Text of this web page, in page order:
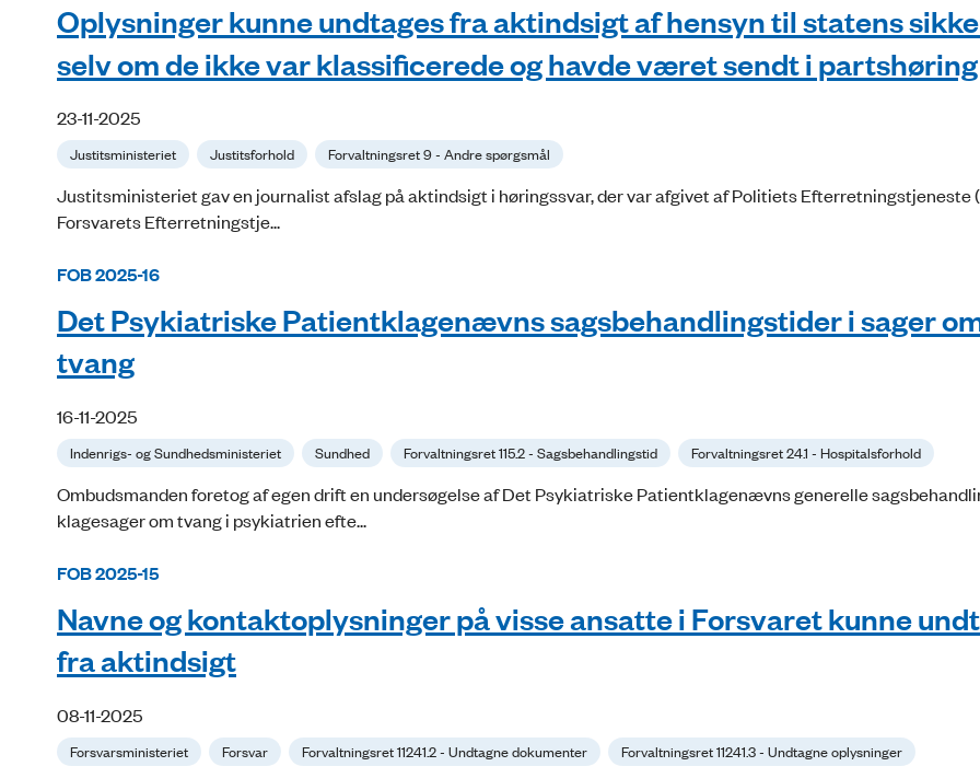
Oplysninger kunne undtages fra aktindsigt af hensyn til statens
selv om de ikke var klassificerede og havde været sendt i partshøring
23-11-2025
Justitsministeriet Justitsforhold Forvaltningsret 9 - Andre spørgsmål
Justitsministeriet gav en journalist afslag på aktindsigt i høringssvar, der var afgivet af Politiets Efterretningstjeneste
Forsvarets Efterretningstje...
FOB 2025-16
Det Psykiatriske Patientklagenævns sagsbehandlingstider i sager
tvang
16-11-2025
Indenrigs- og Sundhedsministeriet Sundhed Forvaltningsret 115.2 - Sagsbehandlingstid Forvaltningsret 24.1 - Hospitalsforhold
Ombudsmanden foretog af egen drift en undersøgelse af Det Psykiatriske Patientklagenævns generelle
klagesager om tvang i psykiatrien efte...
FOB 2025-15
Navne og kontaktoplysninger på visse ansatte i Forsvaret kunne
fra aktindsigt
08-11-2025
Forsvarsministeriet Forsvar Forvaltningsret 11241.2 - Undtagne dokumenter Forvaltningsret 11241.3 - Undtagne oplysninger